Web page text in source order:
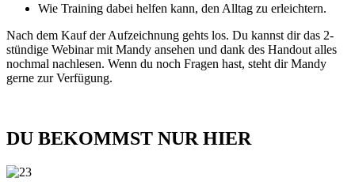
Wie Training dabei helfen kann, den Alltag zu erleichtern.
Nach dem Kauf der Aufzeichnung gehts los. Du kannst dir das 2-
stündige Webinar mit Mandy ansehen und dank des Handout alles
nochmal nachlesen. Wenn du noch Fragen hast, steht dir Mandy
gerne zur Verfügung.
DU BEKOMMST NUR HIER